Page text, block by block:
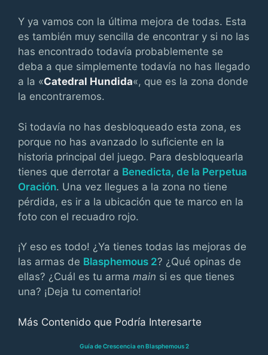
Y ya vamos con la última mejora de todas. Esta
es también muy sencilla de encontrar y si no las
has encontrado todavía probablemente se
deba a que simplemente todavía no has llegado
a la «Catedral Hundida«, que es la zona donde
la encontraremos.
Si todavía no has desbloqueado esta zona, es
porque no has avanzado lo suficiente en la
historia principal del juego. Para desbloquearla
tienes que derrotar a Benedicta, de la Perpetua
Oración. Una vez llegues a la zona no tiene
pérdida, es ir a la ubicación que te marco en la
foto con el recuadro rojo.
¡Y eso es todo! ¿Ya tienes todas las mejoras de
las armas de Blasphemous 2? ¿Qué opinas de
ellas? ¿Cuál es tu arma main si es que tienes
una? ¡Deja tu comentario!
Más Contenido que Podría Interesarte
Guía de Crescencia en Blasphemous 2